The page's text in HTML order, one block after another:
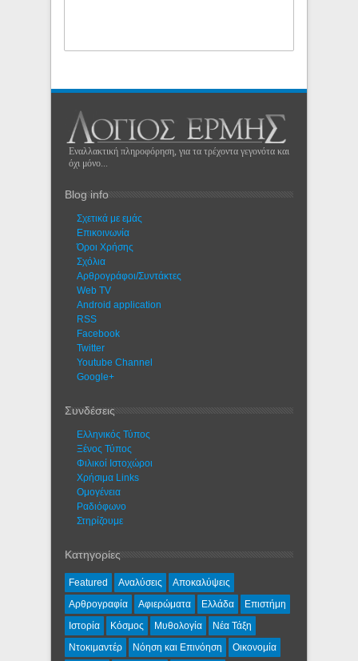
Εναλλακτική πληροφόρηση, για τα τρέχοντα γεγονότα και
όχι μόνο...
Blog info
Σχετικά με εμάς
Eπικοινωνία
Όροι Χρήσης
Σχόλια
Αρθρογράφοι/Συντάκτες
Web TV
Android application
RSS
Facebook
Twitter
Youtube Channel
Google+
Συνδέσεις
Ελληνικός Τύπος
Ξένος Τύπος
Φιλικοί Ιστοχώροι
Χρήσιμα Links
Ομογένεια
Ραδιόφωνο
Στηρίζουμε
Κατηγορίες
Featured Αναλύσεις
Αποκαλύψεις
Αρθρογραφία
Αφιερώματα Ελλάδα
Επιστήμη
Ιστορία
Κόσμος Μυθολογία
Νέα Τάξη
Ντοκιμαντέρ
Νόηση και Επινόηση Οικονομία